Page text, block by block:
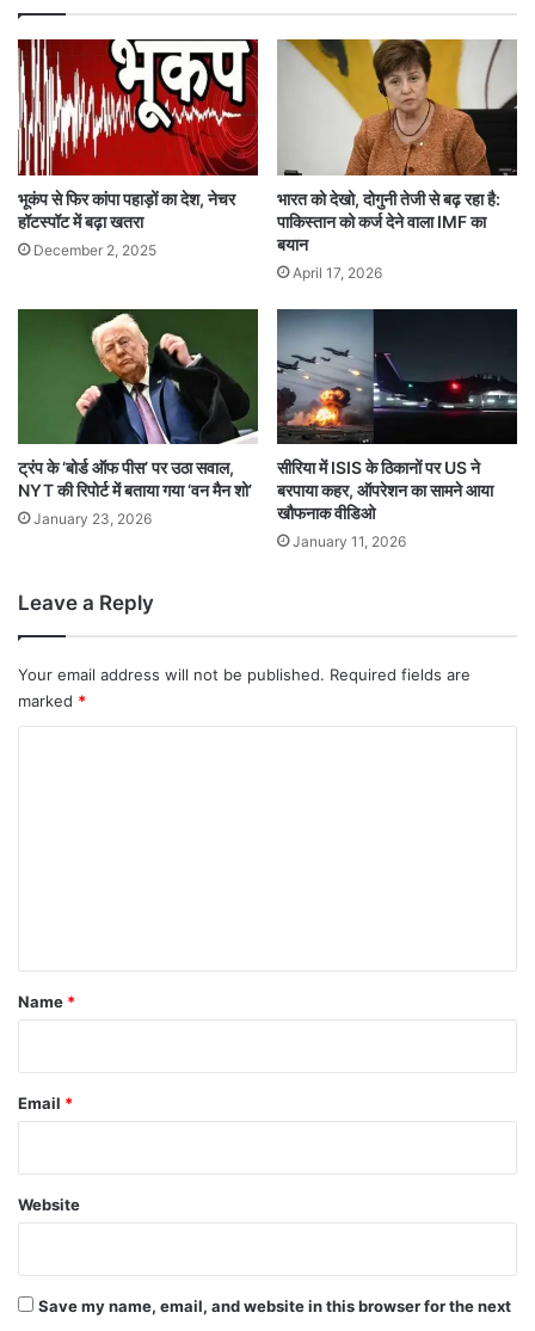
भूकंप से फिर कांपा पहाड़ों का देश, नेचर
हॉटस्पॉट में बढ़ा खतरा
December 2, 2025
भारत को देखो, दोगुनी तेजी से बढ़ रहा है:
पाकिस्तान को कर्ज देने वाला IMF का
बयान
April 17, 2026
ट्रंप के ‘बोर्ड ऑफ पीस’ पर उठा सवाल,
NYT की रिपोर्ट में बताया गया ‘वन मैन शो’
January 23, 2026
सीरिया में ISIS के ठिकानों पर US ने
बरपाया कहर, ऑपरेशन का सामने आया
खौफनाक वीडिओ
January 11, 2026
Leave a Reply
Your email address will not be published. Required fields are
marked *
*
Name *
Email *
Website
Save my name, email, and website in this browser for the next